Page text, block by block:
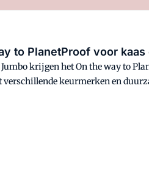
Jumbo kiest voor On
krijgen het On the way to
verschillende keurmerken en